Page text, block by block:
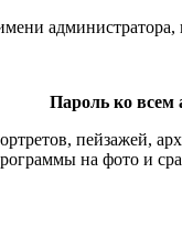
Пароль ко всем
пейзажей,
на фото и